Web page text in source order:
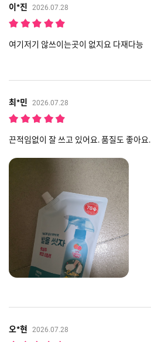
이*진 2026.07.28
여기저기 않쓰이는곳이 없지요 다재다능
최*민 2026.07.28
끈적임없이 잘 쓰고 있어요. 품질도 좋아요.
오*현 2026.07.28